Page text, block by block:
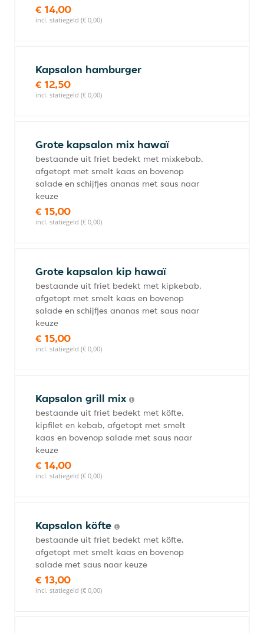
€ 14,00
incl. statiegeld (€ 0,00)
Kapsalon hamburger
€ 12,50
incl. statiegeld (€ 0,00)
Grote kapsalon mix hawaï
bestaande uit friet bedekt met mixkebab,
afgetopt met smelt kaas en bovenop
salade en schijfjes ananas met saus naar
keuze
€ 15,00
incl. statiegeld (€ 0,00)
Grote kapsalon kip hawaï
bestaande uit friet bedekt met kipkebab,
afgetopt met smelt kaas en bovenop
salade en schijfjes ananas met saus naar
keuze
€ 15,00
incl. statiegeld (€ 0,00)
Kapsalon grill mix
bestaande uit friet bedekt met köfte,
kipfilet en kebab, afgetopt met smelt
kaas en bovenop salade met saus naar
keuze
€ 14,00
incl. statiegeld (€ 0,00)
Kapsalon köfte
bestaande uit friet bedekt met köfte,
afgetopt met smelt kaas en bovenop
salade met saus naar keuze
€ 13,00
incl. statiegeld (€ 0,00)